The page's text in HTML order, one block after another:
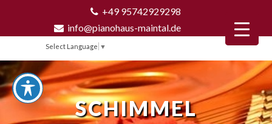
+49 95742929298
info@pianohaus-maintal.de
Select Language ▼
SCHIMMEL